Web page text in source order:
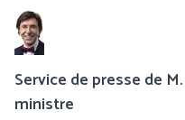
Service de presse de
ministre